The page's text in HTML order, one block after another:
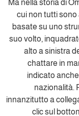
Ma nella storia di
cui non tutti sono
basate su uno
suo volto,
alto a sinistra
chattare in
indicato
nazionalità.
innanzitutto a
clic sul